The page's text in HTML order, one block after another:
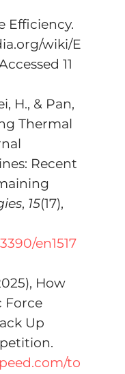
Efficiency.
wiki/E
11
H., & Pan,
Thermal
Recent
, 15(17),
en1517
How
Force
Up
to